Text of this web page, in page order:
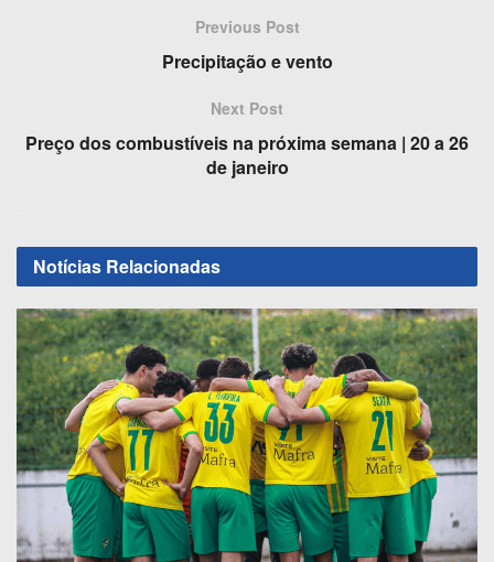
o
k
n
e
Previous Post
Precipitação e vento
Next Post
Preço dos combustíveis na próxima semana | 20 a 26
de janeiro
Notícias Relacionadas